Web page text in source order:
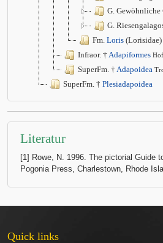
G. Gewöhnliche
G.
Fm. Loris (Lorisidae)
Infraor. † Adapiformes
SuperFm. † Adapoidea
SuperFm. † Plesiadapoidea
Literatur
[1] Rowe, N. 1996. The pictorial Guide
Pogonia Press, Charlestown, Rhode
Quick links